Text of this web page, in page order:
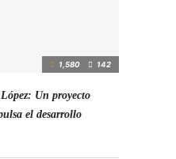
1,580 142
Un proyecto
el desarrollo